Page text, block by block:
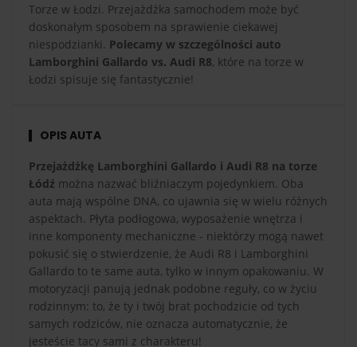
Torze w Łodzi. Przejażdżka samochodem może być
doskonałym sposobem na sprawienie ciekawej
niespodzianki. Polecamy w szczególności auto
Lamborghini Gallardo vs. Audi R8, które na torze w
Łodzi spisuje się fantastycznie!
OPIS AUTA
Przejażdżkę Lamborghini Gallardo i Audi R8 na torze
Łódź można nazwać bliźniaczym pojedynkiem. Oba
auta mają wspólne DNA, co ujawnia się w wielu różnych
aspektach. Płyta podłogowa, wyposażenie wnętrza i
inne komponenty mechaniczne - niektórzy mogą nawet
pokusić się o stwierdzenie, że Audi R8 i Lamborghini
Gallardo to te same auta, tylko w innym opakowaniu. W
motoryzacji panują jednak podobne reguły, co w życiu
rodzinnym: to, że ty i twój brat pochodzicie od tych
samych rodziców, nie oznacza automatycznie, że
jesteście tacy sami z charakteru!